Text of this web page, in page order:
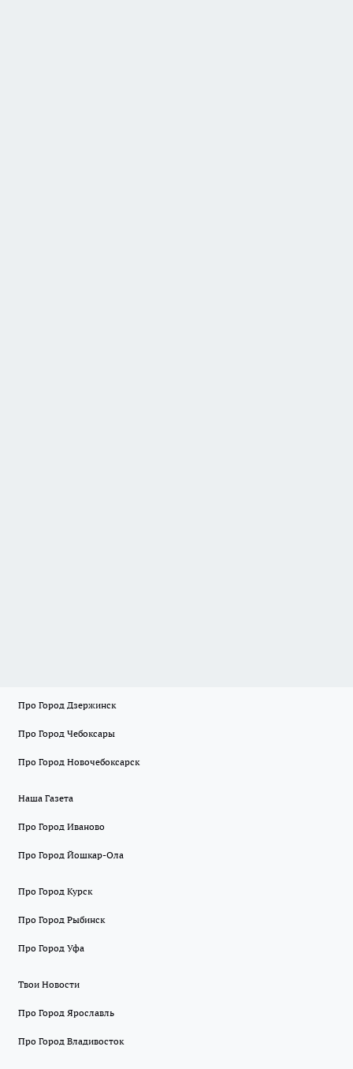
Про Город Дзержинск
Про Город Чебоксары
Про Город Новочебоксарск
Наша Газета
Про Город Иваново
Про Город Йошкар-Ола
Про Город Курск
Про Город Рыбинск
Про Город Уфа
Твои Новости
Про Город Ярославль
Про Город Владивосток